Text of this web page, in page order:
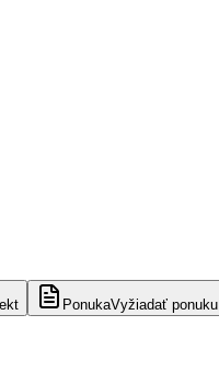
PonukaVyžiadať ponuku